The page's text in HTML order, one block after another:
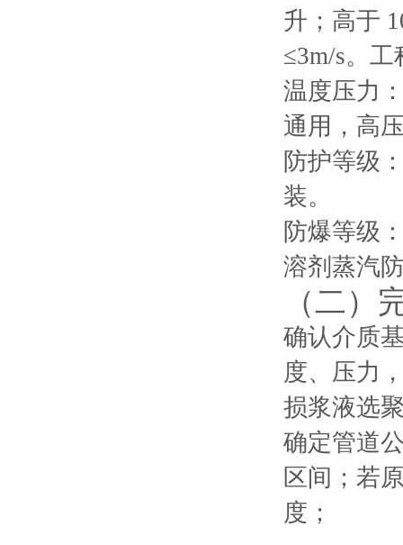
升；高于
≤3m/s。工
温度压力
通用，高
防护等级
装。
防爆等级
溶剂蒸汽
（二）
确认介质
度、压力
损浆液选
确定管道
区间；若
度；